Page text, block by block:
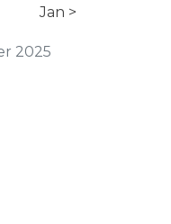
2025
Jan >